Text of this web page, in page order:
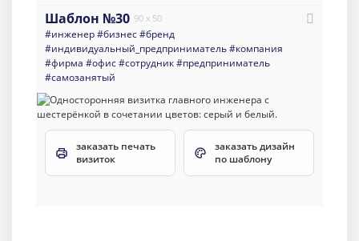
Шаблон №30 90 x 50
#инженер#бизнес#бренд
#индивидуальный_предприниматель#компания
#фирма #офис#сотрудник#предприниматель
#самозанятый
заказать печать
визиток
заказать дизайн
по шаблону